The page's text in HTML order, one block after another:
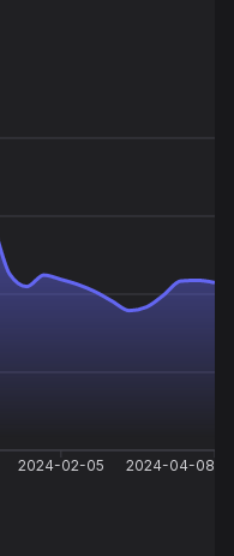
2024-02-05 2024-04-08